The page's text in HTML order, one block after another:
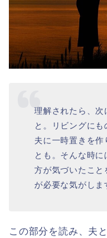
理解されたら、次
と。リビングにも
夫に一時置きを作
とも。そんな時
方が気づいたこと
が必要な気がしま
この部分を読み、夫